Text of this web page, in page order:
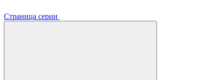
Страница серии